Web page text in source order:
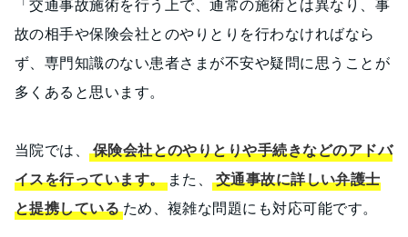
「交通事故施術を行う上で、通常の施術とは異なり、事
故の相手や保険会社とのやりとりを行わなければなら
ず、専門知識のない患者さまが不安や疑問に思うことが
多くあると思います。
当院では、保険会社とのやりとりや手続きなどのアドバ
イスを行っています。 また、交通事故に詳しい弁護士
と提携しているため、複雑な問題にも対応可能です。